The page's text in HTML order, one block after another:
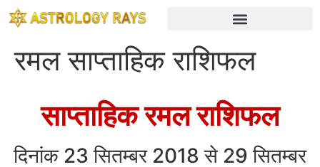
रमल साप्ताहिक राशिफल
साप्ताहिक रमल राशिफल
दिनांक 23 सितम्बर 2018 से 29 सितम्बर